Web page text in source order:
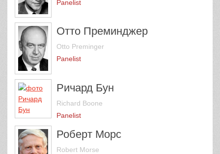
Panelist
Отто Преминджер
Otto Preminger
Panelist
Ричард Бун
Richard Boone
Panelist
Роберт Морс
Robert Morse